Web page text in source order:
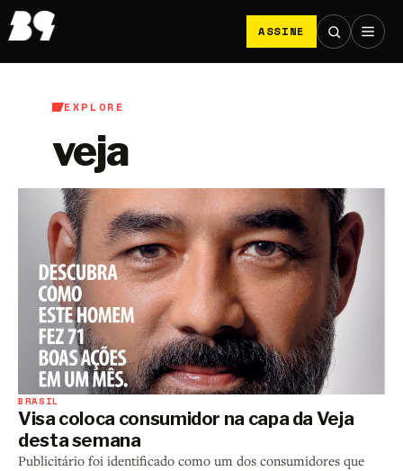
ASSINE
EXPLORE
veja
BRASIL
Visa coloca consumidor na capa da Veja
desta semana
Publicitário foi identificado como um dos consumidores que